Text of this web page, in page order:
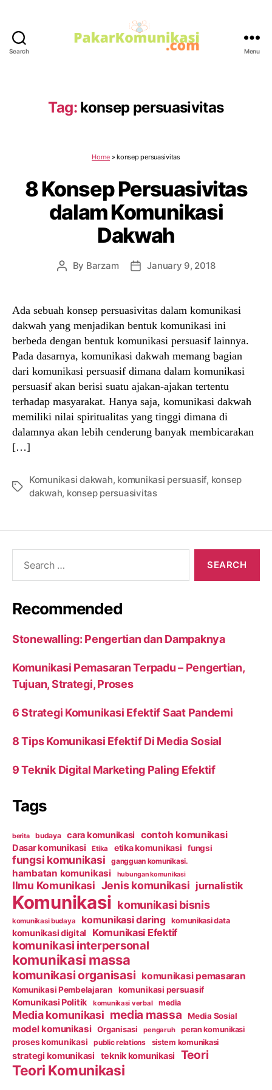
Search Menu
Tag: konsep persuasivitas
Home »konsep persuasivitas
8 Konsep Persuasivitas
dalam Komunikasi
Dakwah
Post
By Barzam
PostJanuary 9, 2018
Ada sebuah konsep persuasivitas dalam komunikasi
dakwah yang menjadikan bentuk komunikasi ini
berbeda dengan bentuk komunikasi persuasif lainnya.
Pada dasarnya, komunikasi dakwah memang bagian
dari komunikasi persuasif dimana dalam komunikasi
persuasif akan berisi suatu ajakan-ajakan tertentu
terhadap masyarakat. Hanya saja, komunikasi dakwah
memiliki nilai spiritualitas yang tinggi dimana di
dalamnya akan lebih cenderung banyak membicarakan
[…]
Tags
Komunikasi dakwah, komunikasi persuasif, konsep
dakwah, konsep persuasivitas
Recommended
Stonewalling: Pengertian dan Dampaknya
Komunikasi Pemasaran Terpadu – Pengertian,
Tujuan, Strategi, Proses
6 Strategi Komunikasi Efektif Saat Pandemi
8 Tips Komunikasi Efektif Di Media Sosial
9 Teknik Digital Marketing Paling Efektif
Tags
berita budaya cara komunikasi contoh komunikasi
Dasar komunikasi Etika etika komunikasi fungsi
fungsi komunikasi gangguan komunikasi.
hambatan komunikasi hubungan komunikasi
Ilmu Komunikasi Jenis komunikasi jurnalistik
Komunikasi komunikasi bisnis
komunikasi budaya komunikasi daring komunikasi data
komunikasi digital Komunikasi Efektif
komunikasi interpersonal
komunikasi massa
komunikasi organisasi komunikasi pemasaran
Komunikasi Pembelajaran komunikasi persuasif
Komunikasi Politik komunikasi verbal media
Media komunikasi media massa Media Sosial
model komunikasi Organisasi pengaruh peran komunikasi
proses komunikasi public relations sistem komunikasi
strategi komunikasi teknik komunikasi Teori
Teori Komunikasi